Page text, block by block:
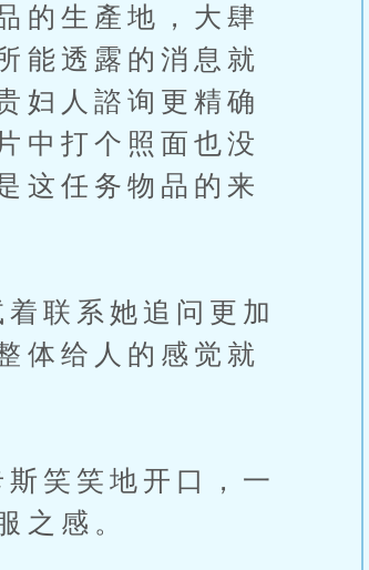
的生產地，大肆
能透露的消息就
妇人諮询更精确
中打个照面也没
这任务物品的来
联系她追问更加
体给人的感觉就
笑笑地开口，一
之感。